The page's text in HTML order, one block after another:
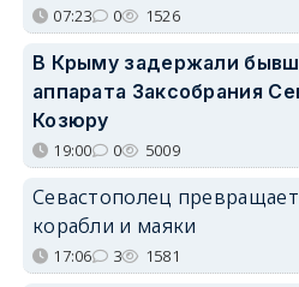
07:23 0 1526
В Крыму задержали
аппарата Заксобрания
Козюру
19:00 0 5009
Севастополец
корабли и маяки
17:06 3 1581